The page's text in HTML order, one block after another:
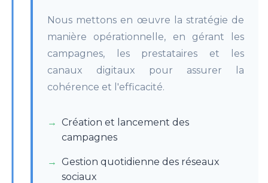
Nous mettons en œuvre la stratégie de
manière opérationnelle, en gérant les
campagnes, les prestataires et les
canaux digitaux pour assurer la
cohérence et l'efficacité.
Création et lancement des
campagnes
Gestion quotidienne des réseaux
sociaux